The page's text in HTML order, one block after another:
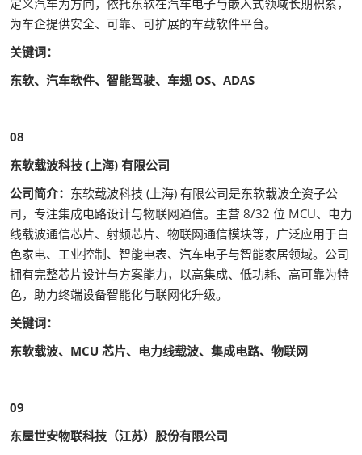
为车企提供安全、可靠、可扩展的车载软件平台。
关键词：
东软、汽车软件、智能驾驶、车规 OS、ADAS
08
东软载波科技 (上海) 有限公司
公司简介： 东软载波科技 (上海) 有限公司是东软载波全资子公
司，专注集成电路设计与物联网通信。主营 8/32 位 MCU、电力
线载波通信芯片、射频芯片、物联网通信模块等，广泛应用于白
色家电、工业控制、智能电表、汽车电子与智能家居领域。公司
拥有完整芯片设计与方案能力，以高集成、低功耗、高可靠为特
色，助力终端设备智能化与联网化升级。
关键词：
东软载波、MCU 芯片、电力线载波、集成电路、物联网
09
东屋世安物联科技（江苏）股份有限公司